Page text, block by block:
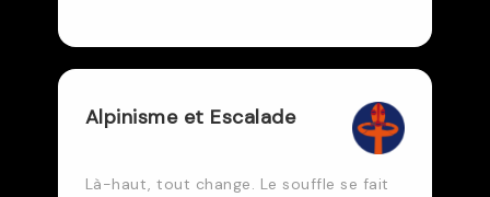
Alpinisme et Escalade
Là-haut, tout change. Le souffle se fait